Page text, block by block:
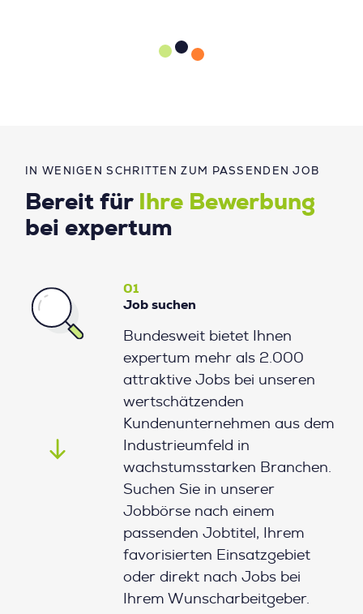
IN WENIGEN SCHRITTEN ZUM PASSENDEN JOB
Bereit für
Ihre Bewerbung
bei expertum
01
Job suchen
Bundesweit bietet Ihnen
expertum mehr als 2.000
attraktive Jobs bei unseren
wertschätzenden
Kundenunternehmen aus dem
Industrieumfeld in
wachstumsstarken Branchen.
Suchen Sie in unserer
Jobbörse nach einem
passenden Jobtitel, Ihrem
favorisierten Einsatzgebiet
oder direkt nach Jobs bei
Ihrem Wunscharbeitgeber.